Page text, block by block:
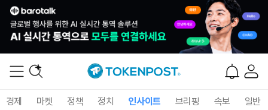
경제 마켓 정책 정치 인사이트 브리핑 속보 일반
Solana (SOL) ₩ 107,654(+1.27%)